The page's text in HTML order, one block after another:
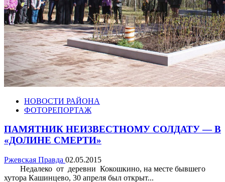
НОВОСТИ РАЙОНА
ФОТОРЕПОРТАЖ
ПАМЯТНИК НЕИЗВЕСТНОМУ СОЛДАТУ — В
«ДОЛИНЕ СМЕРТИ»
Ржевская Правда 02.05.2015
Недалеко от деревни Кокошкино, на месте бывшего
хутора Кашинцево, 30 апреля был открыт...